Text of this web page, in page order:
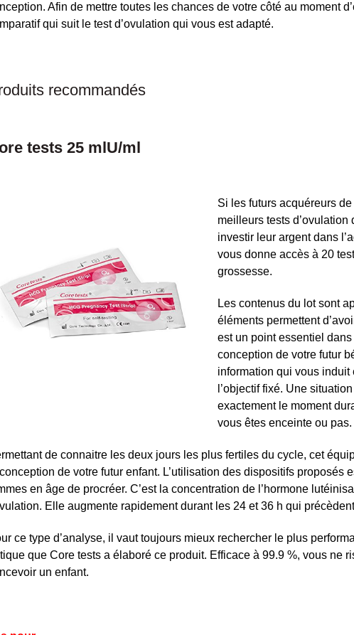
Afin de mettre toutes les chances de votre côté au moment
qui suit le test d’ovulation qui vous est adapté.
recommandés
tests 25 mlU/ml
Si les futurs acquéreurs
meilleurs tests d’ovulation
investir leur argent dans
vous donne accès à 20
grossesse.
Les contenus du lot sont
éléments permettent
est un point essentiel
conception de votre futur
information qui vous induit
l’objectif fixé. Une
exactement le moment
vous êtes enceinte ou pas.
de connaitre les deux jours les plus fertiles du cycle, cet
de votre futur enfant. L’utilisation des dispositifs proposés
en âge de procréer. C’est la concentration de l’hormone
Elle augmente rapidement durant les 24 et 36 h qui
ce type d’analyse, il vaut toujours mieux rechercher le plus
que Core tests a élaboré ce produit. Efficace à 99.9 %, vous ne
un enfant.